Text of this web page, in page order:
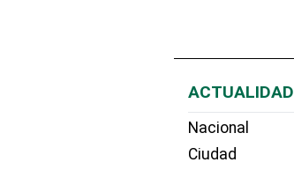
ACTUALIDAD
Nacional
Ciudad